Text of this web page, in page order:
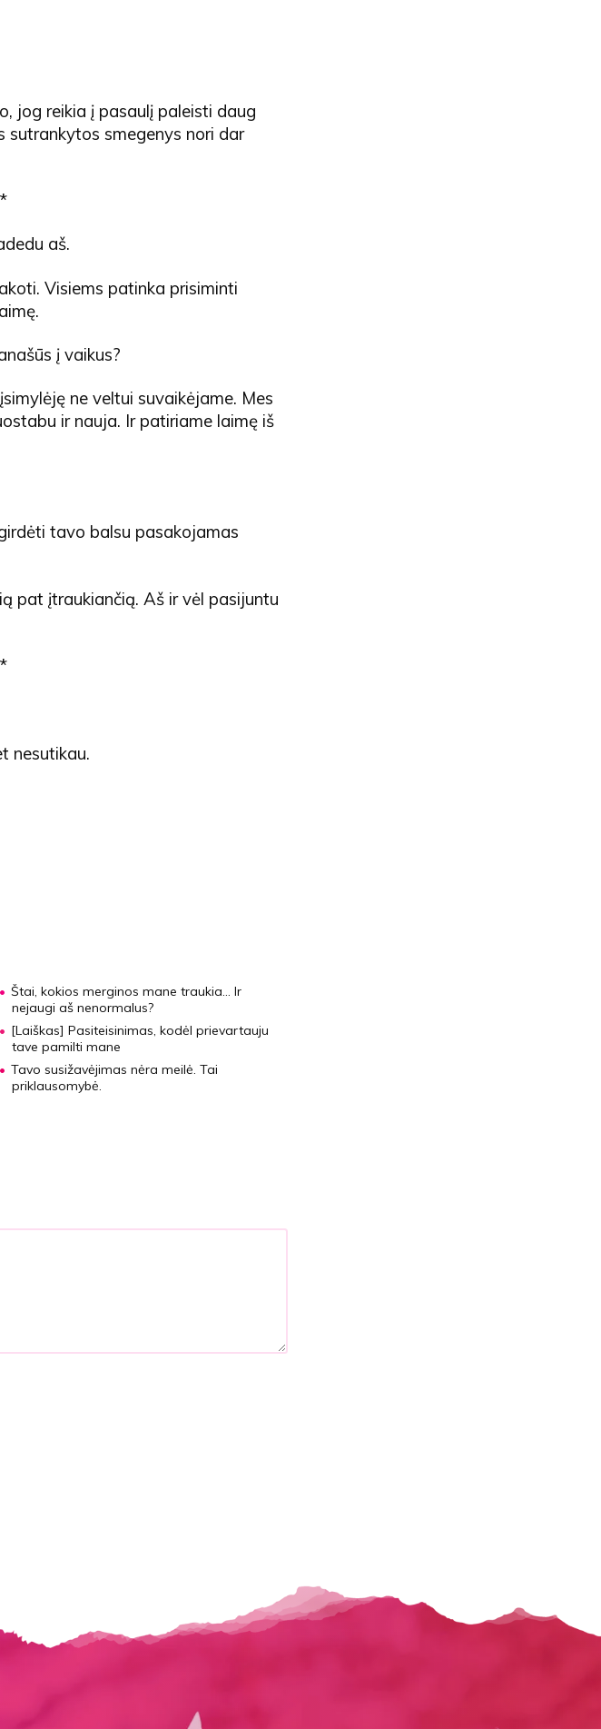
jog reikia į pasaulį paleisti daug
smegenys nori dar
aš.
Visiems patinka prisiminti
į vaikus?
ne veltui suvaikėjame. Mes
ir nauja. Ir patiriame laimę iš
tavo balsu pasakojamas
pat įtraukiančią. Aš ir vėl pasijuntu
nesutikau.
Štai, kokios merginos mane traukia… Ir
nejaugi aš nenormalus?
[Laiškas] Pasiteisinimas, kodėl prievartauju
tave pamilti mane
Tavo susižavėjimas nėra meilė. Tai
priklausomybė.